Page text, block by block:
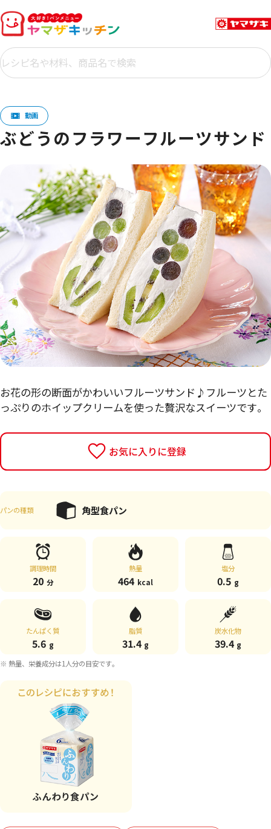
ぶどうのフラワーフルーツサンド
お花の形の断面がかわいいフルーツサンド♪フルーツとた
っぷりのホイップクリームを使った贅沢なスイーツです。
お気に入りに登録
パンの種類 角型食パン
調理時間
20 分
熱量
464 kcal
塩分
0.5 g
たんぱく質
5.6 g
脂質
31.4 g
炭水化物
39.4 g
※ 熱量、栄養成分は1人分の目安です。